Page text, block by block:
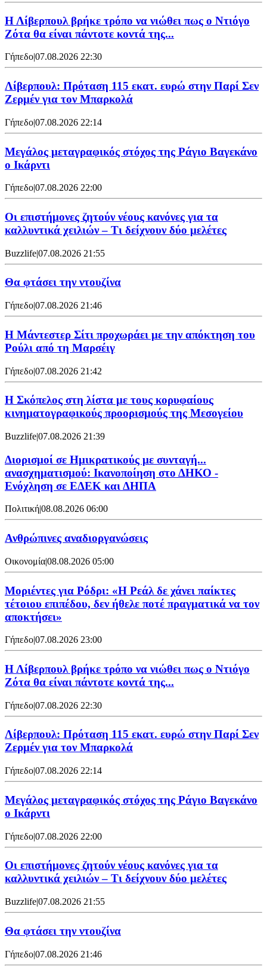
Η Λίβερπουλ βρήκε τρόπο να νιώθει πως ο Ντιόγο
Ζότα θα είναι πάντοτε κοντά της...
Γήπεδο|07.08.2026 22:30
Λίβερπουλ: Πρόταση 115 εκατ. ευρώ στην Παρί Σεν
Ζερμέν για τον Μπαρκολά
Γήπεδο|07.08.2026 22:14
Μεγάλος μεταγραφικός στόχος της Ράγιο Βαγεκάνο
ο Ικάρντι
Γήπεδο|07.08.2026 22:00
Οι επιστήμονες ζητούν νέους κανόνες για τα
καλλυντικά χειλιών – Τι δείχνουν δύο μελέτες
Buzzlife|07.08.2026 21:55
Θα φτάσει την ντουζίνα
Γήπεδο|07.08.2026 21:46
Η Μάντεστερ Σίτι προχωράει με την απόκτηση του
Ρούλι από τη Μαρσέιγ
Γήπεδο|07.08.2026 21:42
Η Σκόπελος στη λίστα με τους κορυφαίους
κινηματογραφικούς προορισμούς της Μεσογείου
Buzzlife|07.08.2026 21:39
Διορισμοί σε Ημικρατικούς με συνταγή...
ανασχηματισμού: Ικανοποίηση στο ΔΗΚΟ -
Ενόχληση σε ΕΔΕΚ και ΔΗΠΑ
Πολιτική|08.08.2026 06:00
Ανθρώπινες αναδιοργανώσεις
Οικονομία|08.08.2026 05:00
Μοριέντες για Ρόδρι: «Η Ρεάλ δε χάνει παίκτες
τέτοιου επιπέδου, δεν ήθελε ποτέ πραγματικά να τον
αποκτήσει»
Γήπεδο|07.08.2026 23:00
Η Λίβερπουλ βρήκε τρόπο να νιώθει πως ο Ντιόγο
Ζότα θα είναι πάντοτε κοντά της...
Γήπεδο|07.08.2026 22:30
Λίβερπουλ: Πρόταση 115 εκατ. ευρώ στην Παρί Σεν
Ζερμέν για τον Μπαρκολά
Γήπεδο|07.08.2026 22:14
Μεγάλος μεταγραφικός στόχος της Ράγιο Βαγεκάνο
ο Ικάρντι
Γήπεδο|07.08.2026 22:00
Οι επιστήμονες ζητούν νέους κανόνες για τα
καλλυντικά χειλιών – Τι δείχνουν δύο μελέτες
Buzzlife|07.08.2026 21:55
Θα φτάσει την ντουζίνα
Γήπεδο|07.08.2026 21:46